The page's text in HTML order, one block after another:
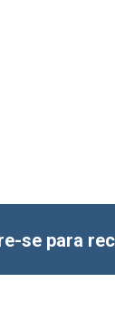
se para